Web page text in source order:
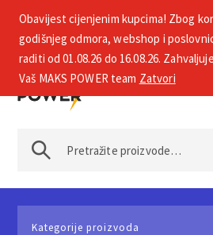
+385 1 2002 575
Kategorije proizvoda
Obavijest cijenjenim kupcima! Zbog
godišnjeg odmora, webshop i
raditi od 01.08.26 do 16.08.26.
Vaš MAKS POWER team Zatvori